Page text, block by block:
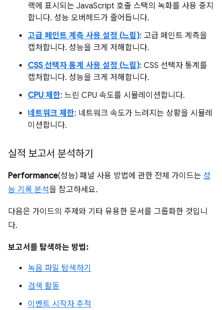
랙에 표시되는 JavaScript 호출 스택의 녹화를 사용 중지
합니다. 성능 오버헤드가 줄어듭니다.
고급 페인트 계측 사용 설정 (느림): 고급 페인트 계측을
캡처합니다. 성능을 크게 저해합니다.
CSS 선택자 통계 사용 설정 (느림): CSS 선택자 통계를
캡처합니다. 성능을 크게 저해합니다.
CPU 제한: 느린 CPU 속도를 시뮬레이션합니다.
네트워크 제한: 네트워크 속도가 느려지는 상황을 시뮬레
이션합니다.
실적 보고서 분석하기
Performance(성능) 패널 사용 방법에 관한 전체 가이드는 성
능 기록 분석을 참고하세요.
다음은 가이드의 주제와 기타 유용한 문서를 그룹화한 것입니
다.
보고서를 탐색하는 방법:
녹음 파일 탐색하기
검색 활동
이벤트 시작자 추적